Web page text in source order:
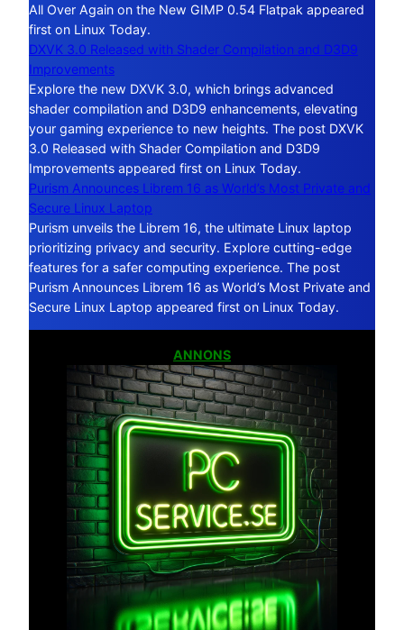
All Over Again on the New GIMP 0.54 Flatpak appeared
first on Linux Today.
DXVK 3.0 Released with Shader Compilation and D3D9
Improvements
Explore the new DXVK 3.0, which brings advanced
shader compilation and D3D9 enhancements, elevating
your gaming experience to new heights. The post DXVK
3.0 Released with Shader Compilation and D3D9
Improvements appeared first on Linux Today.
Purism Announces Librem 16 as World’s Most Private and
Secure Linux Laptop
Purism unveils the Librem 16, the ultimate Linux laptop
prioritizing privacy and security. Explore cutting-edge
features for a safer computing experience. The post
Purism Announces Librem 16 as World’s Most Private and
Secure Linux Laptop appeared first on Linux Today.
ANNONS